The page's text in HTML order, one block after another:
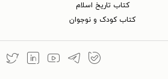
کتاب تاریخ اسلام
کتاب کودک و نوجوان